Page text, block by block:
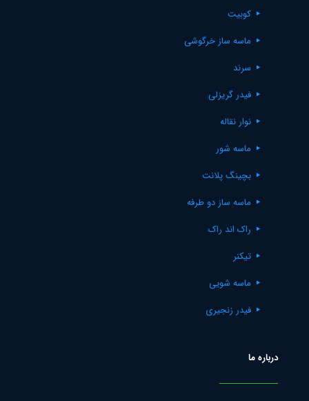
کوبیت
ماسه ساز خرگوشی
سرند
فیدر گریزلی
نوار نقاله
ماسه شور
بچینگ پلانت
ماسه ساز دو طرفه
راک اند راک
تیکنر
ماسه شویی
فیدر زنجیری
درباره ما